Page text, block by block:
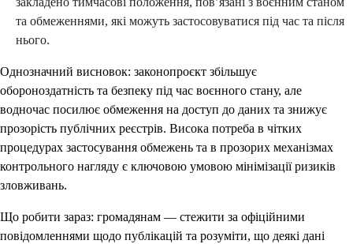
та обмеженнями, які можуть застосовуватися під час та після
нього.
Однозначний висновок: законопроєкт збільшує
обороноздатність та безпеку під час воєнного стану, але
водночас посилює обмеження на доступ до даних та знижує
прозорість публічних реєстрів. Висока потреба в чітких
процедурах застосування обмежень та в прозорих механізмах
контрольного нагляду є ключовою умовою мінімізації ризиків
зловживань.
Що робити зараз: громадянам — стежити за офіційними
повідомленнями щодо публікацій та розуміти, що деякі дані